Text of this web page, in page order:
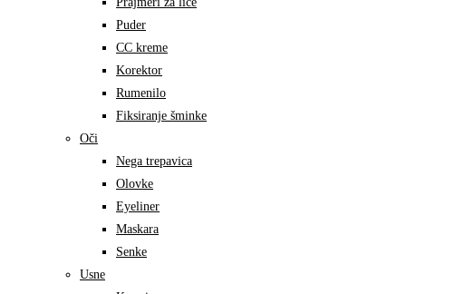
Puder
CC kreme
Korektor
Rumenilo
Fiksiranje šminke
Oči
Nega trepavica
Olovke
Eyeliner
Maskara
Senke
Usne